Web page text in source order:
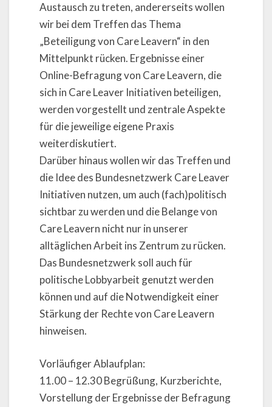
Austausch zu treten, andererseits wollen
wir bei dem Treffen das Thema
„Beteiligung von Care Leavern“ in den
Mittelpunkt rücken. Ergebnisse einer
Online-Befragung von Care Leavern, die
sich in Care Leaver Initiativen beteiligen,
werden vorgestellt und zentrale Aspekte
für die jeweilige eigene Praxis
weiterdiskutiert.
Darüber hinaus wollen wir das Treffen und
die Idee des Bundesnetzwerk Care Leaver
Initiativen nutzen, um auch (fach)politisch
sichtbar zu werden und die Belange von
Care Leavern nicht nur in unserer
alltäglichen Arbeit ins Zentrum zu rücken.
Das Bundesnetzwerk soll auch für
politische Lobbyarbeit genutzt werden
können und auf die Notwendigkeit einer
Stärkung der Rechte von Care Leavern
hinweisen.
Vorläufiger Ablaufplan:
11.00 – 12.30 Begrüßung, Kurzberichte,
Vorstellung der Ergebnisse der Befragung